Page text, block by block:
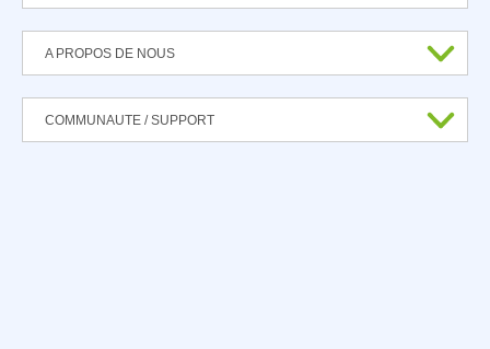
A PROPOS DE NOUS
COMMUNAUTE / SUPPORT